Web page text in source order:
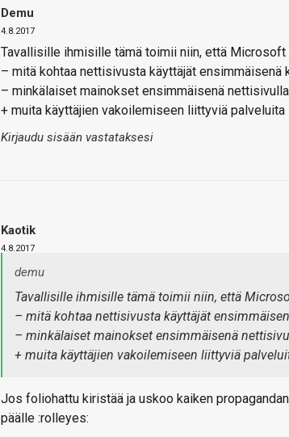
Demu
4.8.2017
Tavallisille ihmisille tämä toimii niin, että
– mitä kohtaa nettisivusta käyttäjät ensimmäisenä
– minkälaiset mainokset ensimmäisenä
+ muita käyttäjien vakoilemiseen liittyviä palveluita
Kirjaudu sisään vastataksesi
Kaotik
4.8.2017
demu
Tavallisille ihmisille tämä toimii niin, että
– mitä kohtaa nettisivusta käyttäjät
– minkälaiset mainokset ensimmäisenä
+ muita käyttäjien vakoilemiseen liittyviä
Jos foliohattu kiristää ja uskoo kaiken
päälle :rolleyes: